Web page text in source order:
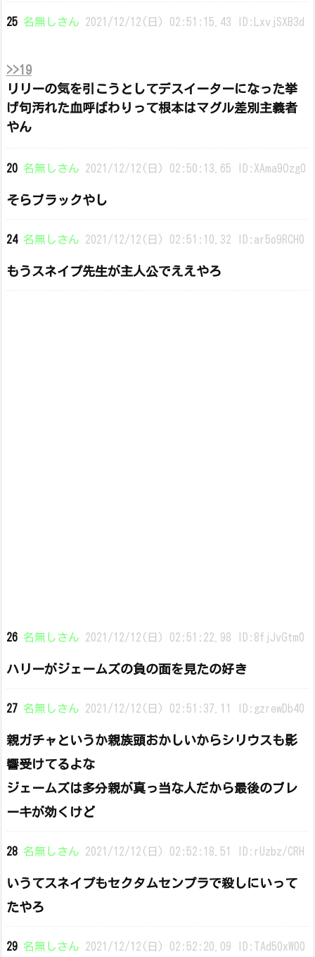
25 名無しさん 2021/12/12(日) 02:51:15.43 ID:LxvjSXB3d
>>19
リリーの気を引こうとしてデスイーターになった挙
げ句汚れた血呼ばわりって根本はマグル差別主義者
やん
20 名無しさん 2021/12/12(日) 02:50:13.65 ID:XAma9Ozg0
そらブラックやし
24 名無しさん 2021/12/12(日) 02:51:10.32 ID:ar5o9RCH0
もうスネイプ先生が主人公でええやろ
26 名無しさん 2021/12/12(日) 02:51:22.98 ID:8fjJvGtm0
ハリーがジェームズの負の面を見たの好き
27 名無しさん 2021/12/12(日) 02:51:37.11 ID:gzrewDb40
親ガチャというか親族頭おかしいからシリウスも影
響受けてるよな
ジェームズは多分親が真っ当な人だから最後のブレ
ーキが効くけど
28 名無しさん 2021/12/12(日) 02:52:18.51 ID:rUzbz/CRH
いうてスネイプもセクタムセンプラで殺しにいって
たやろ
29 名無しさん 2021/12/12(日) 02:52:20.09 ID:TAd50xW00